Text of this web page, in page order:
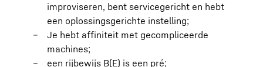
improviseren, bent servicegericht en hebt
een oplossingsgerichte instelling;
Je hebt affiniteit met gecompliceerde
machines;
een rijbewijs B(E) is een pré;